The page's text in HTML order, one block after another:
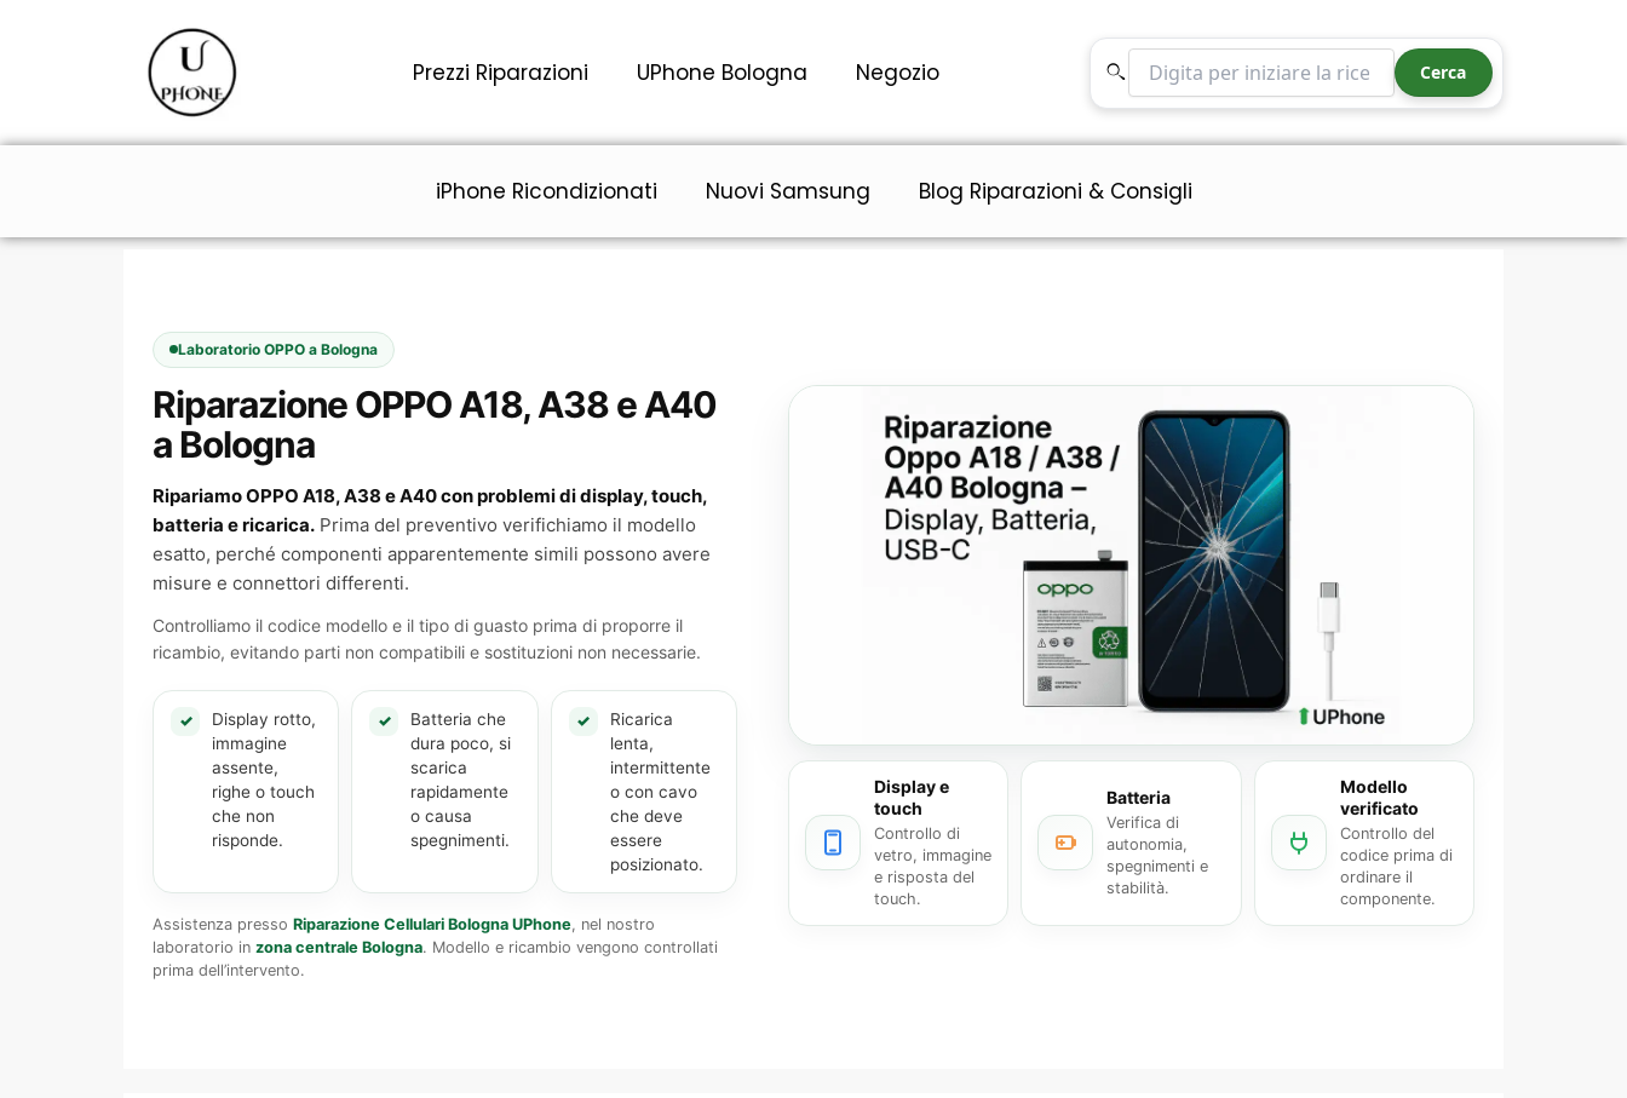
Prezzi Riparazioni UPhone Bologna Negozio
Cerca nel sito
Cerca
iPhone Ricondizionati Nuovi Samsung Blog Riparazioni & Consigli
Laboratorio OPPO a Bologna
Riparazione OPPO A18, A38 e A40
a Bologna
Ripariamo OPPO A18, A38 e A40 con problemi di display, touch,
batteria e ricarica. Prima del preventivo verifichiamo il modello
esatto, perché componenti apparentemente simili possono avere
misure e connettori differenti.
Controlliamo il codice modello e il tipo di guasto prima di proporre il
ricambio, evitando parti non compatibili e sostituzioni non necessarie.
✓
Display rotto,
immagine
assente,
righe o touch
che non
risponde.
✓
Batteria che
dura poco, si
scarica
rapidamente
o causa
spegnimenti.
✓
Ricarica
lenta,
intermittente
o con cavo
che deve
essere
posizionato.
Assistenza presso Riparazione Cellulari Bologna UPhone, nel nostro
laboratorio in zona centrale Bologna. Modello e ricambio vengono controllati
prima dell’intervento.
Display e
touch
Controllo di
vetro, immagine
e risposta del
touch.
Batteria
Verifica di
autonomia,
spegnimenti e
stabilità.
Modello
verificato
Controllo del
codice prima di
ordinare il
componente.